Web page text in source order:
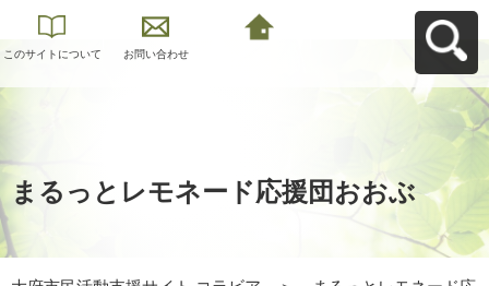
このサイトについて お問い合わせ
まるっとレモネード応援団おおぶ